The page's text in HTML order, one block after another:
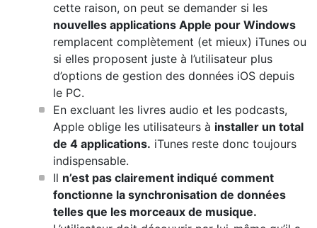
cette raison, on peut se demander si les
nouvelles applications Apple pour Windows
remplacent complètement (et mieux) iTunes ou
si elles proposent juste à l’utilisateur plus
d’options de gestion des données iOS depuis
le PC.
En excluant les livres audio et les podcasts,
Apple oblige les utilisateurs à installer un total
de 4 applications. iTunes reste donc toujours
indispensable.
Il n’est pas clairement indiqué comment
fonctionne la synchronisation de données
telles que les morceaux de musique.